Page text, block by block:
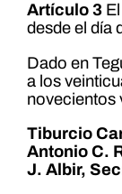
Artículo 3El
desde el día
Dado en
a los
novecientos
Tiburcio
Antonio C.
J. Albir,